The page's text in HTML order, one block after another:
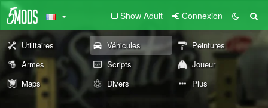
Show Adult Connexion
Utilitaires Véhicules
Peintures
Armes
Scripts
Joueur
Maps
Divers Plus